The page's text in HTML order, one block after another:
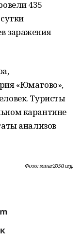
435
заражения
«Юматово»,
Туристы
карантине
анализов
Фото: sonar2050.org.